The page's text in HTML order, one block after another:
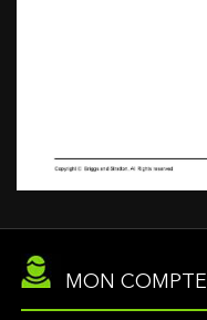
MON COMPTE